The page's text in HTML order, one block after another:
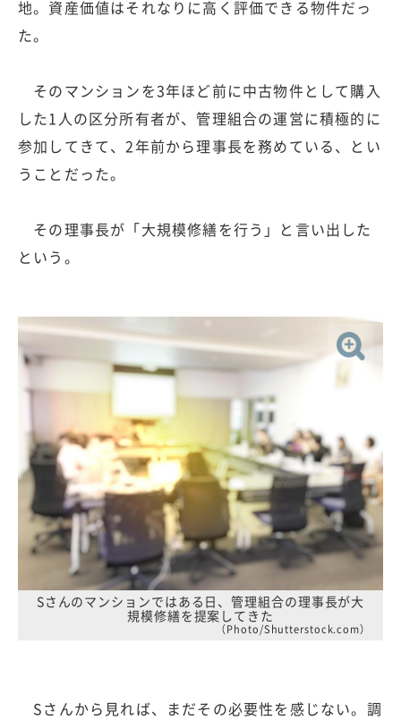
地。資産価値はそれなりに高く評価できる物件だっ
た。
そのマンションを3年ほど前に中古物件として購入
した1人の区分所有者が、管理組合の運営に積極的に
参加してきて、2年前から理事長を務めている、とい
うことだった。
その理事長が「大規模修繕を行う」と言い出した
という。
Sさんのマンションではある日、管理組合の理事長が大
規模修繕を提案してきた
（Photo/Shutterstock.com）
Sさんから見れば、まだその必要性を感じない。調